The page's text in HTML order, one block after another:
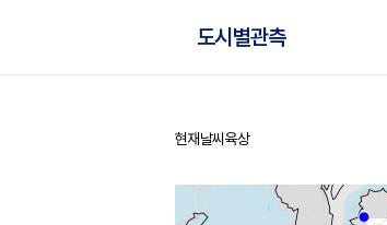
도시별관측
홈
현재날씨 육상